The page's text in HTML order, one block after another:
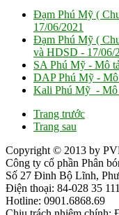
Đạm Phú Mỹ (
17/06/2021
Đạm Phú Mỹ (
và HDSD - 17/06/
SA Phú Mỹ - Mô
DAP Phú Mỹ -
Kali Phú Mỹ - Mô
Trang trước
Trang sau
Copyright © 2013 by
Công ty cổ phần Phân
Số 27 Đinh Bộ Lĩnh,
Điện thoại: 84-028 35
Hotline: 0901.6868.69